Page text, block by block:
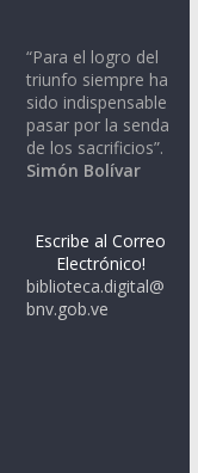
“Para el logro del
triunfo siempre ha
sido indispensable
pasar por la senda
de los sacrificios”.
Simón Bolívar
Escribe al Correo
Electrónico!
biblioteca.digital@
bnv.gob.ve